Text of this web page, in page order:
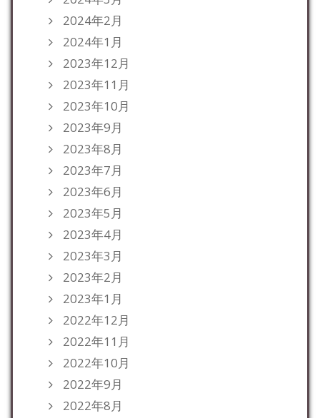
2024年2月
2024年1月
2023年12月
2023年11月
2023年10月
2023年9月
2023年8月
2023年7月
2023年6月
2023年5月
2023年4月
2023年3月
2023年2月
2023年1月
2022年12月
2022年11月
2022年10月
2022年9月
2022年8月